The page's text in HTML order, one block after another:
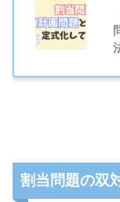
割当問題の双